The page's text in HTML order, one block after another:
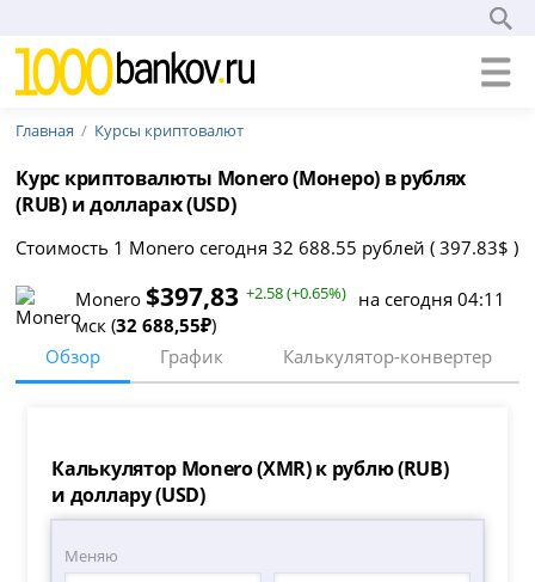
Главная Курсы криптовалют
Курс криптовалюты Monero (Монеро) в рублях
(RUB) и долларах (USD)
Стоимость 1 Monero сегодня 32 688.55 рублей ( 397.83$ )
Monero $397,83 +2.58 (+0.65%)
на сегодня 04:11
мск (32 688,55₽)
Обзор
График Калькулятор-конвертер
Калькулятор Monero (XMR) к рублю (RUB)
и доллару (USD)
Меняю